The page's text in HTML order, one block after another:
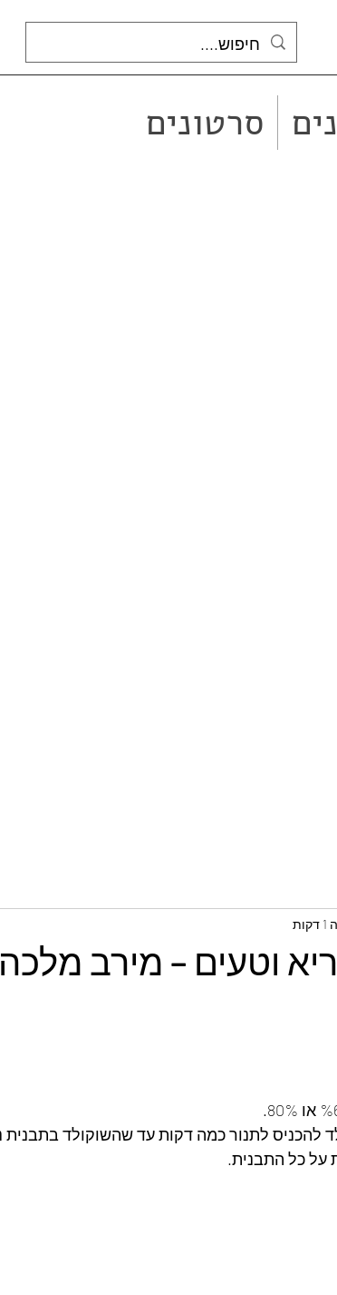
סרטונים
וטעים – מירב מלכה
על כל התבנית.